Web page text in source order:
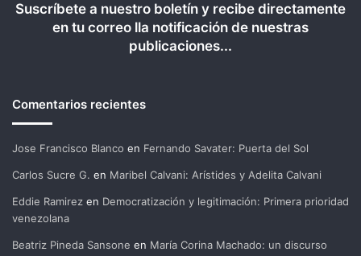
Suscríbete a nuestro boletín y recibe directamente
en tu correo lla notificación de nuestras
publicaciones...
Comentarios recientes
Jose Francisco Blanco en Fernando Savater: Puerta del Sol
Carlos Sucre G. en Maribel Calvani: Arístides y Adelita Calvani
Eddie Ramirez en Democratización y legitimación: Primera prioridad
venezolana
Beatriz Pineda Sansone en María Corina Machado: un discurso